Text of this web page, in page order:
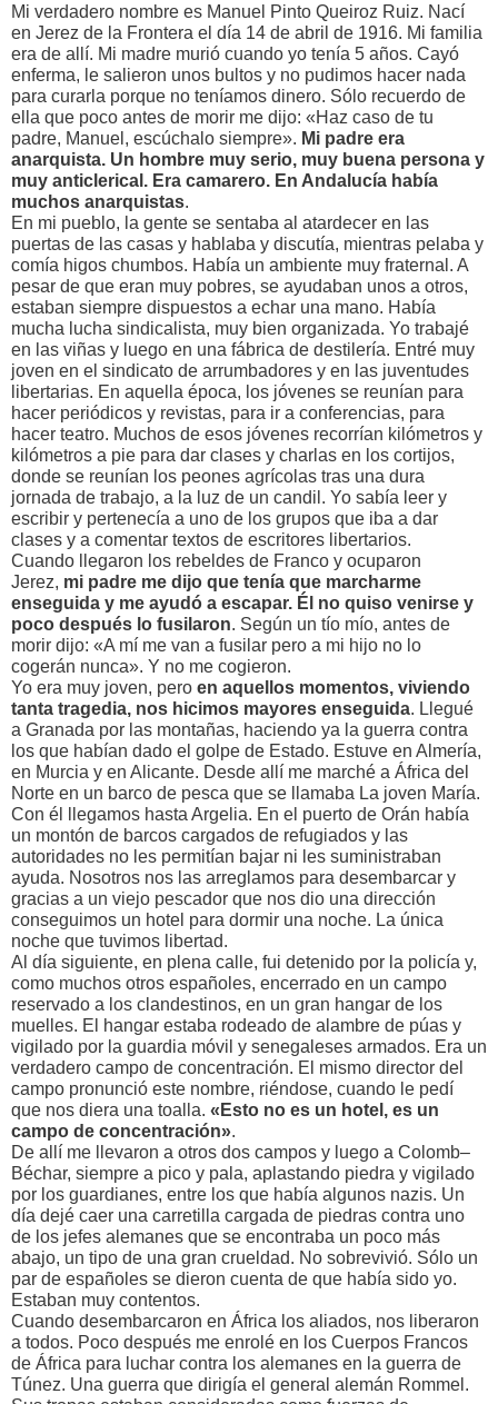
Mi verdadero nombre es Manuel Pinto Queiroz Ruiz. Nací
en Jerez de la Frontera el día 14 de abril de 1916. Mi familia
era de allí. Mi madre murió cuando yo tenía 5 años. Cayó
enferma, le salieron unos bultos y no pudimos hacer nada
para curarla porque no teníamos dinero. Sólo recuerdo de
ella que poco antes de morir me dijo: «Haz caso de tu
padre, Manuel, escúchalo siempre». Mi padre era
anarquista. Un hombre muy serio, muy buena persona y
muy anticlerical. Era camarero. En Andalucía había
muchos anarquistas.
En mi pueblo, la gente se sentaba al atardecer en las
puertas de las casas y hablaba y discutía, mientras pelaba y
comía higos chumbos. Había un ambiente muy fraternal. A
pesar de que eran muy pobres, se ayudaban unos a otros,
estaban siempre dispuestos a echar una mano. Había
mucha lucha sindicalista, muy bien organizada. Yo trabajé
en las viñas y luego en una fábrica de destilería. Entré muy
joven en el sindicato de arrumbadores y en las juventudes
libertarias. En aquella época, los jóvenes se reunían para
hacer periódicos y revistas, para ir a conferencias, para
hacer teatro. Muchos de esos jóvenes recorrían kilómetros y
kilómetros a pie para dar clases y charlas en los cortijos,
donde se reunían los peones agrícolas tras una dura
jornada de trabajo, a la luz de un candil. Yo sabía leer y
escribir y pertenecía a uno de los grupos que iba a dar
clases y a comentar textos de escritores libertarios.
Cuando llegaron los rebeldes de Franco y ocuparon
Jerez, mi padre me dijo que tenía que marcharme
enseguida y me ayudó a escapar. Él no quiso venirse y
poco después lo fusilaron. Según un tío mío, antes de
morir dijo: «A mí me van a fusilar pero a mi hijo no lo
cogerán nunca». Y no me cogieron.
Yo era muy joven, pero en aquellos momentos, viviendo
tanta tragedia, nos hicimos mayores enseguida. Llegué
a Granada por las montañas, haciendo ya la guerra contra
los que habían dado el golpe de Estado. Estuve en Almería,
en Murcia y en Alicante. Desde allí me marché a África del
Norte en un barco de pesca que se llamaba La joven María.
Con él llegamos hasta Argelia. En el puerto de Orán había
un montón de barcos cargados de refugiados y las
autoridades no les permitían bajar ni les suministraban
ayuda. Nosotros nos las arreglamos para desembarcar y
gracias a un viejo pescador que nos dio una dirección
conseguimos un hotel para dormir una noche. La única
noche que tuvimos libertad.
Al día siguiente, en plena calle, fui detenido por la policía y,
como muchos otros españoles, encerrado en un campo
reservado a los clandestinos, en un gran hangar de los
muelles. El hangar estaba rodeado de alambre de púas y
vigilado por la guardia móvil y senegaleses armados. Era un
verdadero campo de concentración. El mismo director del
campo pronunció este nombre, riéndose, cuando le pedí
que nos diera una toalla. «Esto no es un hotel, es un
campo de concentración».
De allí me llevaron a otros dos campos y luego a Colomb–
Béchar, siempre a pico y pala, aplastando piedra y vigilado
por los guardianes, entre los que había algunos nazis. Un
día dejé caer una carretilla cargada de piedras contra uno
de los jefes alemanes que se encontraba un poco más
abajo, un tipo de una gran crueldad. No sobrevivió. Sólo un
par de españoles se dieron cuenta de que había sido yo.
Estaban muy contentos.
Cuando desembarcaron en África los aliados, nos liberaron
a todos. Poco después me enrolé en los Cuerpos Francos
de África para luchar contra los alemanes en la guerra de
Túnez. Una guerra que dirigía el general alemán Rommel.